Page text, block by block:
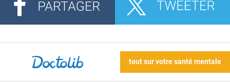
tout sur votre santé mentale